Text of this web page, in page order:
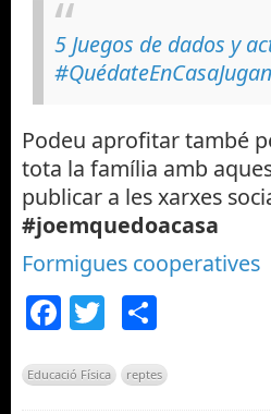
5 Juegos de dados y
Podeu aprofitar també
tota la família amb
publicar a les xarxes
#joemquedoacasa
Formigues cooperatives
Facebook
Twitter
Educació Física reptes